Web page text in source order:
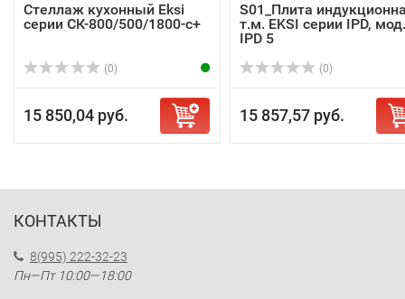
Стеллаж кухонный Eksi
серии СК-800/500/1800-с+
(0)
15 850,04 руб.
S01_Плита
т.м. EKSI серии IPD, мод.
IPD 5
(0)
15 857,57 руб.
КОНТАКТЫ
8(995) 222-32-23
Пн—Пт 10:00—18:00